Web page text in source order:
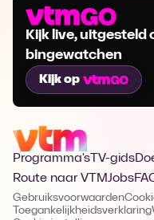
Kijk live, uitgesteld
bingewatchen
Kijk op
Programma's TV-gids
Route naar VTMJobs
Gebruiksvoorwaarden
Toegankelijkheidsverklaring